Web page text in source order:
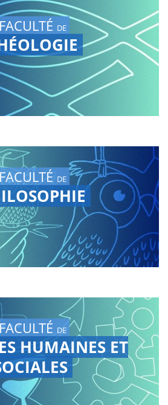
FACULTÉ DE
FACULTÉ DE
FACULTÉ DE
HUMAINES ET